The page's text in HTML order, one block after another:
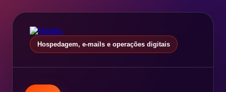
Hospedagem, e-mails e operações digitais